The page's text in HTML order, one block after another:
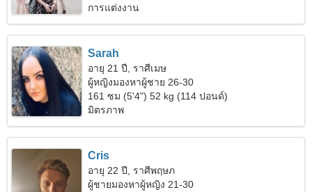
การแต่งงาน
Sarah
อายุ 21 ปี, ราศีเมษ
ผู้หญิงมองหาผู้ชาย 26-30
161 ซม (5'4") 52 kg (114 ปอนด์)
มิตรภาพ
Cris
อายุ 22 ปี, ราศีพฤษภ
ผู้ชายมองหาผู้หญิง 21-30